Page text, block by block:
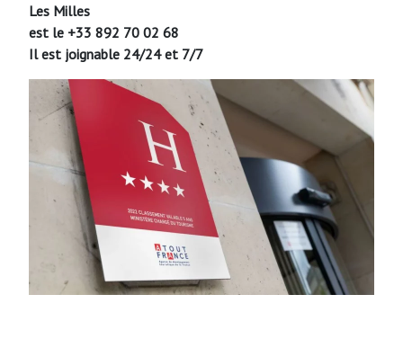
Les Milles
est le +33 892 70 02 68
Il est joignable 24/24 et 7/7